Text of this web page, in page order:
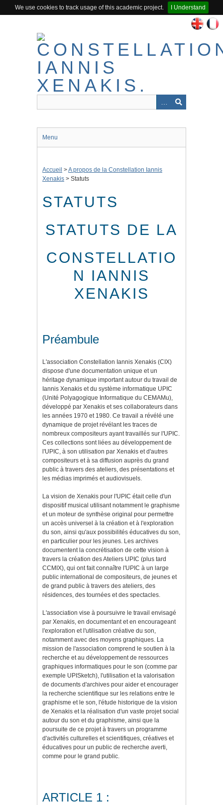
We use cookies to track usage of this academic project.
I Understand
Menu
Accueil >A propos de la Constellation Iannis
Xenakis > Statuts
STATUTS
STATUTS DE LA
CONSTELLATIO
N IANNIS
XENAKIS
Préambule
L'association Constellation Iannis Xenakis (CIX)
dispose d'une documentation unique et un
héritage dynamique important autour du travail de
Iannis Xenakis et du système informatique UPIC
(Unité Polyagogique Informatique du CEMAMu),
développé par Xenakis et ses collaborateurs dans
les années 1970 et 1980. Ce travail a révélé une
dynamique de projet révélant les traces de
nombreux compositeurs ayant travaillés sur l'UPIC.
Ces collections sont liées au développement de
l'UPIC, à son utilisation par Xenakis et d'autres
compositeurs et à sa diffusion auprès du grand
public à travers des ateliers, des présentations et
les médias imprimés et audiovisuels.
La vision de Xenakis pour l'UPIC était celle d'un
dispositif musical utilisant notamment le graphisme
et un moteur de synthèse original pour permettre
un accès universel à la création et à l'exploration
du son, ainsi qu'aux possibilités éducatives du son,
en particulier pour les jeunes. Les archives
documentent la concrétisation de cette vision à
travers la création des Ateliers UPIC (plus tard
CCMIX), qui ont fait connaître l'UPIC à un large
public international de compositeurs, de jeunes et
de grand public à travers des ateliers, des
résidences, des tournées et des spectacles.
L'association vise à poursuivre le travail envisagé
par Xenakis, en documentant et en encourageant
l'exploration et l'utilisation créative du son,
notamment avec des moyens graphiques. La
mission de l'association comprend le soutien à la
recherche et au développement de ressources
graphiques informatiques pour le son (comme par
exemple UPISketch), l'utilisation et la valorisation
de documents d'archives pour aider et encourager
la recherche scientifique sur les relations entre le
graphisme et le son, l'étude historique de la vision
de Xenakis et la réalisation d'un vaste projet social
autour du son et du graphisme, ainsi que la
poursuite de ce projet à travers un programme
d'activités culturelles et scientifiques, créatives et
éducatives pour un public de recherche averti,
comme pour le grand public.
ARTICLE 1 :